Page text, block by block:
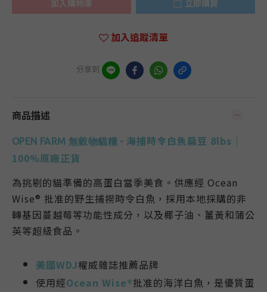
加入購物車 立即購買
加入追蹤清單
分享到
商品描述
OPEN FARM 無穀物貓糧 - 海捕時令白魚扁豆 8lbs ｜
100%原廠正貨
為挑剔的貓準備的高蛋白當季美食。供應經 Ocean
Wise® 批准的野生捕撈時令白魚，採用本地採購的非
轉基因蔓越莓等功能性成分，以及椰子油、薑黃和蒲公
英等超級食品。
美國WDJ權威雜誌推薦品牌
使用經Ocean Wise®批准的海洋白魚，是優質蛋